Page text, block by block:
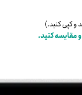
و کپی کنید.)
مقایسه کنید.